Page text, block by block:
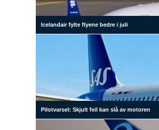
Icelandair fylte flyene bedre i juli
Pilotvarsel: Skjult feil kan slå av motoren